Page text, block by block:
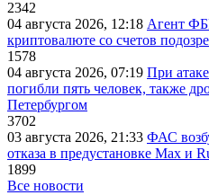
2342
04 августа 2026, 12:18 Агент
криптовалюте со счетов
1578
04 августа 2026, 07:19 При
погибли пять человек, также
Петербургом
3702
03 августа 2026, 21:33 ФАС
отказа в предустановке Max и
1899
Все новости